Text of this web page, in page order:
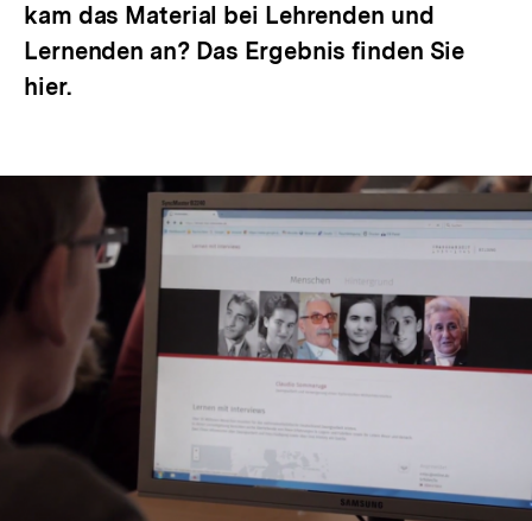
kam das Material bei Lehrenden und
Lernenden an? Das Ergebnis finden Sie
hier.